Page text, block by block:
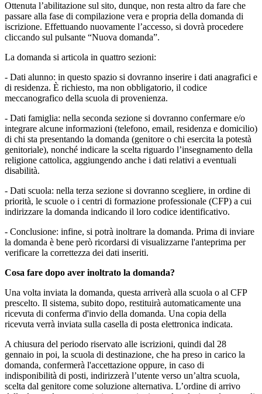
Ottenuta l’abilitazione sul sito, dunque, non resta altro da fare che
passare alla fase di compilazione vera e propria della domanda di
iscrizione. Effettuando nuovamente l’accesso, si dovrà procedere
cliccando sul pulsante “Nuova domanda”.
La domanda si articola in quattro sezioni:
- Dati alunno: in questo spazio si dovranno inserire i dati anagrafici e
di residenza. È richiesto, ma non obbligatorio, il codice
meccanografico della scuola di provenienza.
- Dati famiglia: nella seconda sezione si dovranno confermare e/o
integrare alcune informazioni (telefono, email, residenza e domicilio)
di chi sta presentando la domanda (genitore o chi esercita la potestà
genitoriale), nonché indicare la scelta riguardo l’insegnamento della
religione cattolica, aggiungendo anche i dati relativi a eventuali
disabilità.
- Dati scuola: nella terza sezione si dovranno scegliere, in ordine di
priorità, le scuole o i centri di formazione professionale (CFP) a cui
indirizzare la domanda indicando il loro codice identificativo.
- Conclusione: infine, si potrà inoltrare la domanda. Prima di inviare
la domanda è bene però ricordarsi di visualizzarne l'anteprima per
verificare la correttezza dei dati inseriti.
Cosa fare dopo aver inoltrato la domanda?
Una volta inviata la domanda, questa arriverà alla scuola o al CFP
prescelto. Il sistema, subito dopo, restituirà automaticamente una
ricevuta di conferma d'invio della domanda. Una copia della
ricevuta verrà inviata sulla casella di posta elettronica indicata.
A chiusura del periodo riservato alle iscrizioni, quindi dal 28
gennaio in poi, la scuola di destinazione, che ha preso in carico la
domanda, confermerà l'accettazione oppure, in caso di
indisponibilità di posti, indirizzerà l’utente verso un’altra scuola,
scelta dal genitore come soluzione alternativa. L’ordine di arrivo